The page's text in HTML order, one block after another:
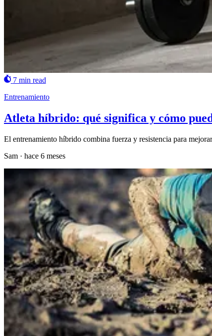
7 min read
Entrenamiento
Atleta híbrido: qué significa y cómo
El entrenamiento híbrido combina fuerza y resistencia para
Sam · hace 6 meses